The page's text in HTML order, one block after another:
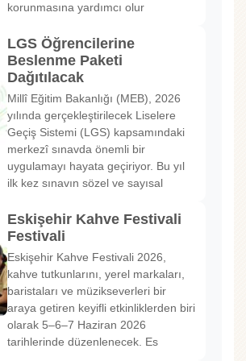
korunmasına yardımcı olur
LGS Öğrencilerine
Beslenme Paketi
Dağıtılacak
Millî Eğitim Bakanlığı (MEB), 2026
yılında gerçekleştirilecek Liselere
Geçiş Sistemi (LGS) kapsamındaki
merkezî sınavda önemli bir
uygulamayı hayata geçiriyor. Bu yıl
ilk kez sınavın sözel ve sayısal
Eskişehir Kahve Festivali
Festivali
Eskişehir Kahve Festivali 2026,
kahve tutkunlarını, yerel markaları,
baristaları ve müzikseverleri bir
araya getiren keyifli etkinliklerden biri
olarak 5–6–7 Haziran 2026
tarihlerinde düzenlenecek. Es